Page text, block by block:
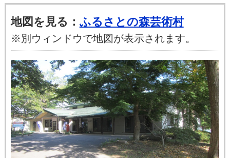
地図を見る： ふるさとの森芸術村
※別ウィンドウで地図が表示されます。